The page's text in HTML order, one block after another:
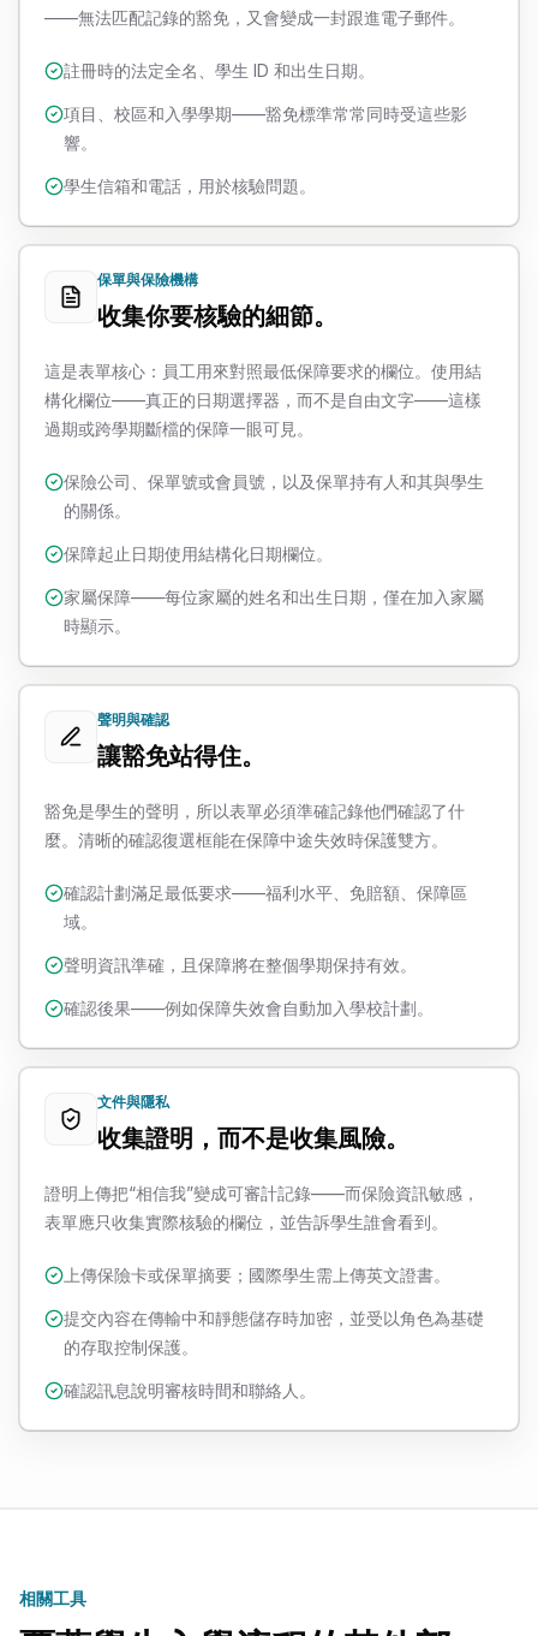
——無法匹配記錄的豁免，又會變成一封跟進電子郵件。
註冊時的法定全名、學生 ID 和出生日期。
項目、校區和入學學期——豁免標準常常同時受這些影
響。
學生信箱和電話，用於核驗問題。
保單與保險機構
收集你要核驗的細節。
這是表單核心：員工用來對照最低保障要求的欄位。使用結
構化欄位——真正的日期選擇器，而不是自由文字——這樣
過期或跨學期斷檔的保障一眼可見。
保險公司、保單號或會員號，以及保單持有人和其與學生
的關係。
保障起止日期使用結構化日期欄位。
家屬保障——每位家屬的姓名和出生日期，僅在加入家屬
時顯示。
聲明與確認
讓豁免站得住。
豁免是學生的聲明，所以表單必須準確記錄他們確認了什
麼。清晰的確認復選框能在保障中途失效時保護雙方。
確認計劃滿足最低要求——福利水平、免賠額、保障區
域。
聲明資訊準確，且保障將在整個學期保持有效。
確認後果——例如保障失效會自動加入學校計劃。
文件與隱私
收集證明，而不是收集風險。
證明上傳把“相信我”變成可審計記錄——而保險資訊敏感，
表單應只收集實際核驗的欄位，並告訴學生誰會看到。
上傳保險卡或保單摘要；國際學生需上傳英文證書。
提交內容在傳輸中和靜態儲存時加密，並受以角色為基礎
的存取控制保護。
確認訊息說明審核時間和聯絡人。
相關工具